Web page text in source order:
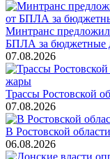
Минтранс предложил
БПЛА за бюджетные
07.08.2026
Трассы Ростовской
07.08.2026
В Ростовской
06.08.2026